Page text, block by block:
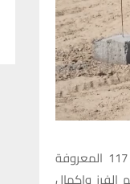
أكد النائب الأول لمحافظ ذي قار الأستاذ رزاق كشيش الغزي إنجاز أعمال فرز مقاطعة 117 المعروفة